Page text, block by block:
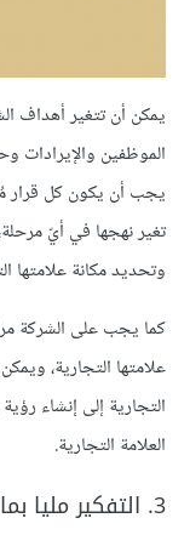
يمكن أن تتغير أهداف
الموظفين
يجب أن يكون كل قرار
تغير نهجها في أيّ
وتحديد مكانة علامتها
كما يجب على الشركة
علامتها التجارية،
التجارية إلى إنشاء
العلامة التجارية.
3. التفكير مليا بما تريد الاحتفاظ به